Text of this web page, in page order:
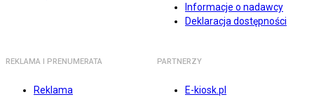
Informacje o nadawcy
Deklaracja dostępności
REKLAMA I PRENUMERATA
Reklama
PARTNERZY
E-kiosk.pl